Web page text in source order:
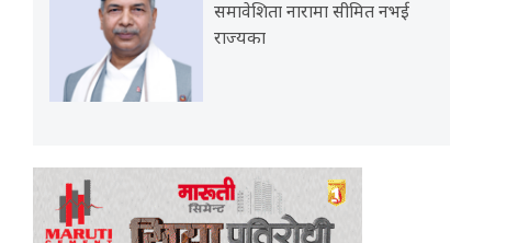
समावेशिता नारामा सीमित नभई
राज्यका